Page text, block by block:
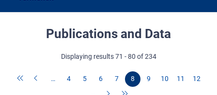
Publications and Data
Displaying results 71 - 80 of 234
… 4 5 6 7 8 9 10 11
12